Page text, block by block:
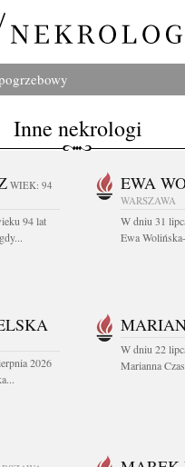
Inne nekrologi
WIEK: 94
94 lat
EWA
WARSZAWA
W dniu 31
Ewa
2026
W dniu 22
Marianna